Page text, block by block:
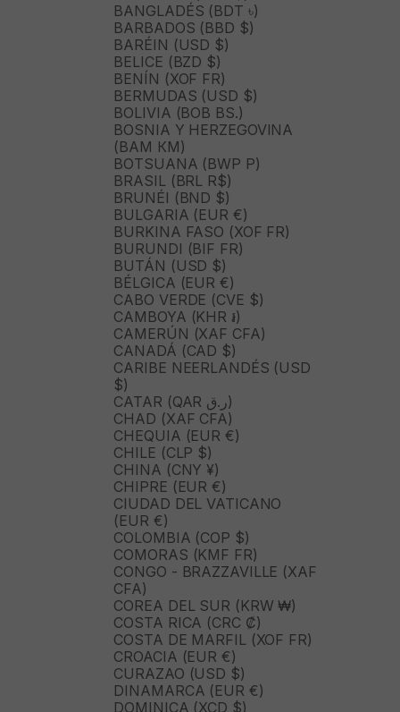
BANGLADÉS (BDT ৳)
BARBADOS (BBD $)
BARÉIN (USD $)
BELICE (BZD $)
BENÍN (XOF FR)
BERMUDAS (USD $)
BOLIVIA (BOB BS.)
BOSNIA Y HERZEGOVINA
(BAM КМ)
BOTSUANA (BWP P)
BRASIL (BRL R$)
BRUNÉI (BND $)
BULGARIA (EUR €)
BURKINA FASO (XOF FR)
BURUNDI (BIF FR)
BUTÁN (USD $)
BÉLGICA (EUR €)
CABO VERDE (CVE $)
CAMBOYA (KHR ៛)
CAMERÚN (XAF CFA)
CANADÁ (CAD $)
CARIBE NEERLANDÉS (USD
$)
CATAR (QAR ر.ق)
CHAD (XAF CFA)
CHEQUIA (EUR €)
CHILE (CLP $)
CHINA (CNY ¥)
CHIPRE (EUR €)
CIUDAD DEL VATICANO
(EUR €)
COLOMBIA (COP $)
COMORAS (KMF FR)
CONGO - BRAZZAVILLE (XAF
CFA)
COREA DEL SUR (KRW ₩)
COSTA RICA (CRC ₡)
COSTA DE MARFIL (XOF FR)
CROACIA (EUR €)
CURAZAO (USD $)
DINAMARCA (EUR €)
DOMINICA (XCD $)